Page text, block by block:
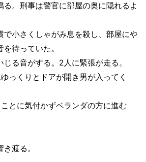
る。刑事は警官に部屋の奥に隠れるよ
で小さくしゃがみ息を殺し、部屋にや
待っていた。
る音がする。2人に緊張が走る。
っくりとドアが開き男が入ってく
とに気付かずベランダの方に進む
渡る。